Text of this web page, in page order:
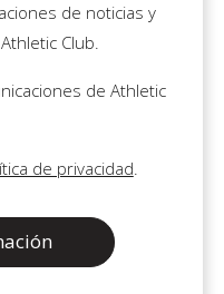
de noticias y
Club.
de Athletic
de privacidad.